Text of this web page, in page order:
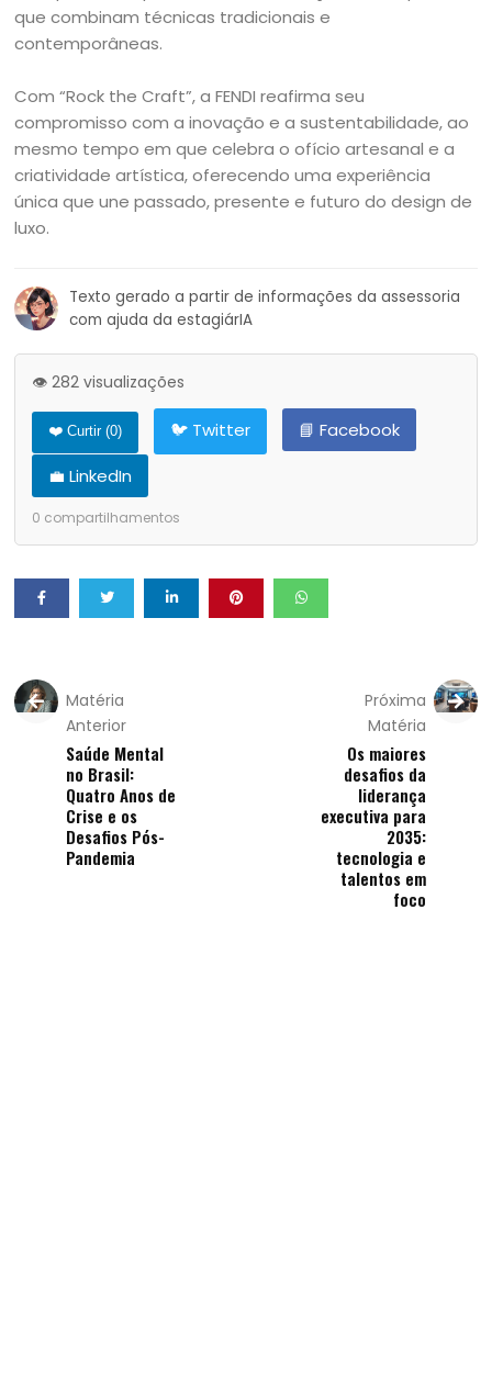
que combinam técnicas tradicionais e
contemporâneas.
Com “Rock the Craft”, a FENDI reafirma seu
compromisso com a inovação e a sustentabilidade, ao
mesmo tempo em que celebra o ofício artesanal e a
criatividade artística, oferecendo uma experiência
única que une passado, presente e futuro do design de
luxo.
Texto gerado a partir de informações da assessoria
com ajuda da estagiárIA
👁️ 282 visualizações
❤️ Curtir (0) 🐦 Twitter
📘 Facebook
💼 LinkedIn
0 compartilhamentos
Matéria
Anterior
Saúde Mental
no Brasil:
Quatro Anos de
Crise e os
Desafios Pós-
Pandemia
Próxima
Matéria
Os maiores
desafios da
liderança
executiva para
2035:
tecnologia e
talentos em
foco